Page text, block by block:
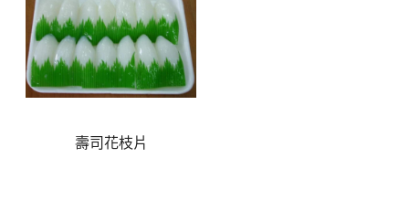
壽司花枝片